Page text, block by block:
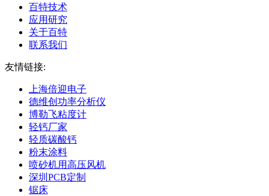
百特技术
应用研究
关于百特
联系我们
友情链接:
上海倍迎电子
德维创功率分析仪
博勒飞粘度计
轻钙厂家
轻质碳酸钙
粉末涂料
喷砂机用高压风机
深圳PCB定制
锯床